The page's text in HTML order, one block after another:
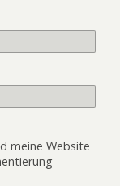
meine Website